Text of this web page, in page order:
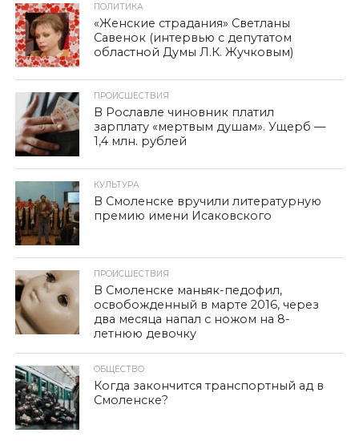
ПОЛИТИКА
«Женские страдания» Светланы
Савенок (интервью с депутатом
областной Думы Л.К. Жучковым)
ПРОИСШЕСТВИЯ
В Рославле чиновник платил
зарплату «мертвым душам». Ущерб —
1,4 млн. рублей
КУЛЬТУРА
В Смоленске вручили литературную
премию имени Исаковского
ПРОИСШЕСТВИЯ
В Смоленске маньяк-педофил,
освобожденный в марте 2016, через
два месяца напал с ножом на 8-
летнюю девочку
ОБЩЕСТВО
Когда закончится транспортный ад в
Смоленске?